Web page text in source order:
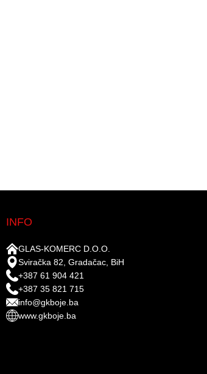
INFO
GLAS-KOMERC D.O.O.
Sviračka 82, Gradačac, BiH
+387 61 904 421
+387 35 821 715
info@gkboje.ba
www.gkboje.ba